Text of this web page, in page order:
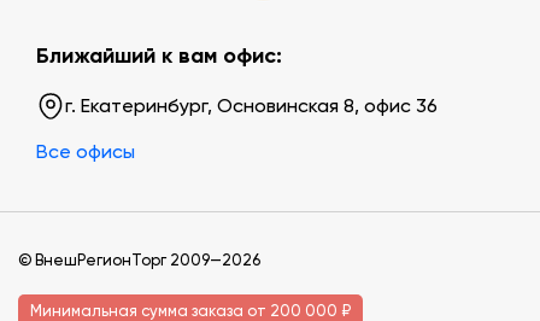
Ближайший к вам офис:
г. Екатеринбург, Основинская 8, офис 36
Все офисы
© ВнешРегионТорг 2009—2026
Минимальная сумма заказа от 200 000 ₽